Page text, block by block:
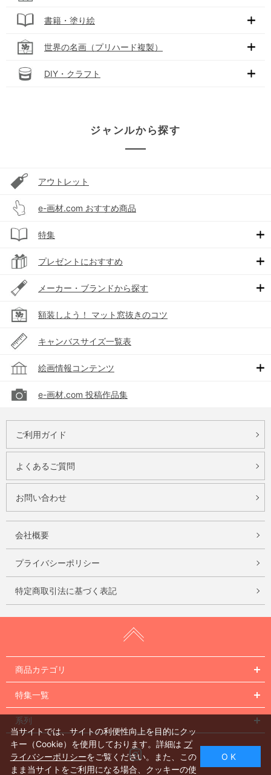
書籍・塗り絵
世界の名画（プリハード複製）
DIY・クラフト
ジャンルから探す
アウトレット
e-画材.com おすすめ商品
特集
プレゼントにおすすめ
メーカー・ブランドから探す
額装しよう！ マット窓抜きのコツ
キャンバスサイズ一覧表
絵画情報コンテンツ
e-画材.com 投稿作品集
ご利用ガイド
よくあるご質問
お問い合わせ
会社概要
プライバシーポリシー
特定商取引法に基づく表記
商品カテゴリ
特集一覧
系列
Instagram
当サイトでは、サイトの利便性向上を目的にクッ
キー（Cookie）を使用しております。詳細は プ
ライバシーポリシーをご覧ください。また、この
まま当サイトをご利用になる場合、クッキーの使
O K